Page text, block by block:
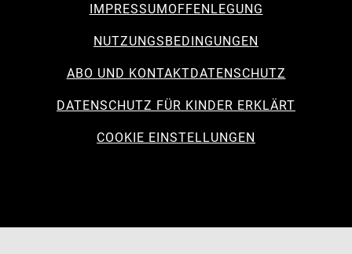
IMPRESSUMOFFENLEGUNG
NUTZUNGSBEDINGUNGEN
ABO UND KONTAKTDATENSCHUTZ
DATENSCHUTZ FÜR KINDER ERKLÄRT
COOKIE EINSTELLUNGEN